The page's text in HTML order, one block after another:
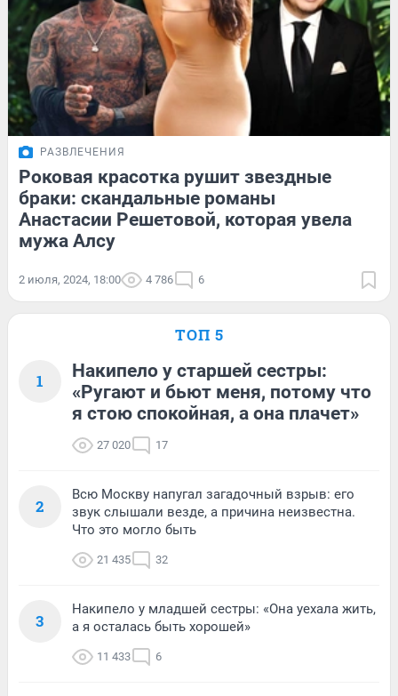
РАЗВЛЕЧЕНИЯ
Роковая красотка рушит звездные
браки: скандальные романы
Анастасии Решетовой, которая увела
мужа Алсу
2 июля, 2024, 18:00 4 786 6
ТОП 5
1
Накипело у старшей сестры:
«Ругают и бьют меня, потому что
я стою спокойная, а она плачет»
27 020 17
2
Всю Москву напугал загадочный взрыв: его
звук слышали везде, а причина неизвестна.
Что это могло быть
21 435 32
3
Накипело у младшей сестры: «Она уехала жить,
а я осталась быть хорошей»
11 433 6